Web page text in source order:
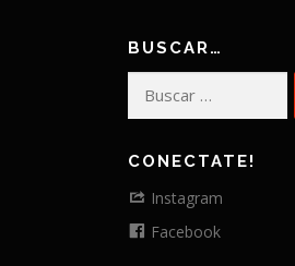
BUSCAR…
CONECTATE!
Instagram
Facebook